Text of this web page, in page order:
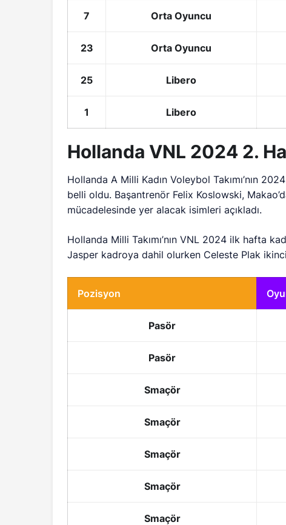
7 Orta Oyuncu
23 Orta Oyuncu
25 Libero
1 Libero
Hollanda VNL 2024 2.
Hollanda A Milli Kadın Voleybol Takımı’nın
belli oldu. Başantrenör Felix Koslowski,
mücadelesinde yer alacak isimleri açıkladı.
Hollanda Milli Takımı’nın VNL 2024 ilk hafta
Jasper kadroya dahil olurken Celeste Plak
Pozisyon
Pasör
Pasör
Smaçör
Smaçör
Smaçör
Smaçör
Smaçör